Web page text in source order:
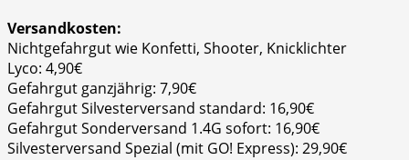
Versandkosten:
Nichtgefahrgut wie Konfetti, Shooter, Knicklichter
Lyco: 4,90€
Gefahrgut ganzjährig: 7,90€
Gefahrgut Silvesterversand standard: 16,90€
Gefahrgut Sonderversand 1.4G sofort: 16,90€
Silvesterversand Spezial (mit GO! Express): 29,90€